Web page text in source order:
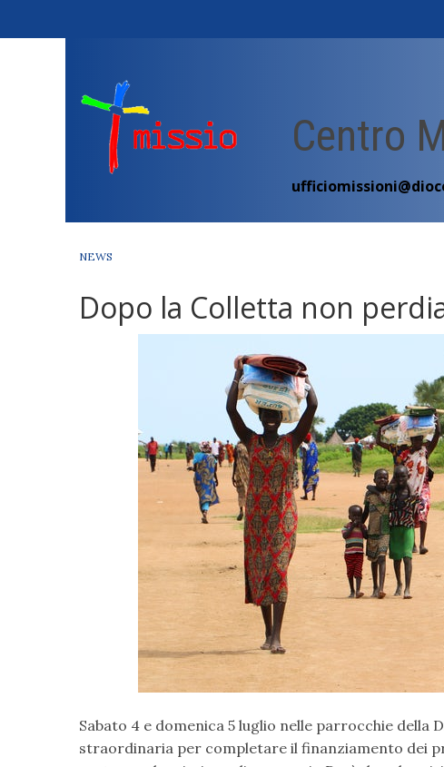
Centro
NEWS
Dopo la Colletta non
Sabato 4 e domenica 5 luglio nelle parrocchie della
straordinaria per completare il finanziamento dei